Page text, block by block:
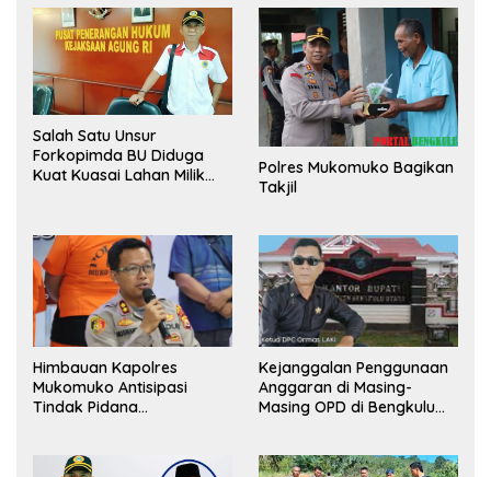
Salah Satu Unsur
Forkopimda BU Diduga
Kuat Kuasai Lahan Milik
Polres Mukomuko Bagikan
Takjil
Himbauan Kapolres
Mukomuko Antisipasi
Tindak Pidana
Kejanggalan Penggunaan
Anggaran di Masing-
Masing OPD di Bengkulu